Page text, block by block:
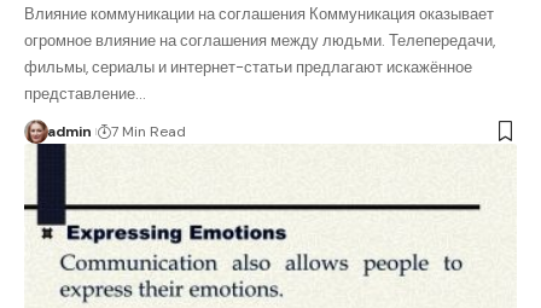
Влияние коммуникации на соглашения Коммуникация оказывает
огромное влияние на соглашения между людьми. Телепередачи,
фильмы, сериалы и интернет-статьи предлагают искажённое
представление…
admin 7 Min Read